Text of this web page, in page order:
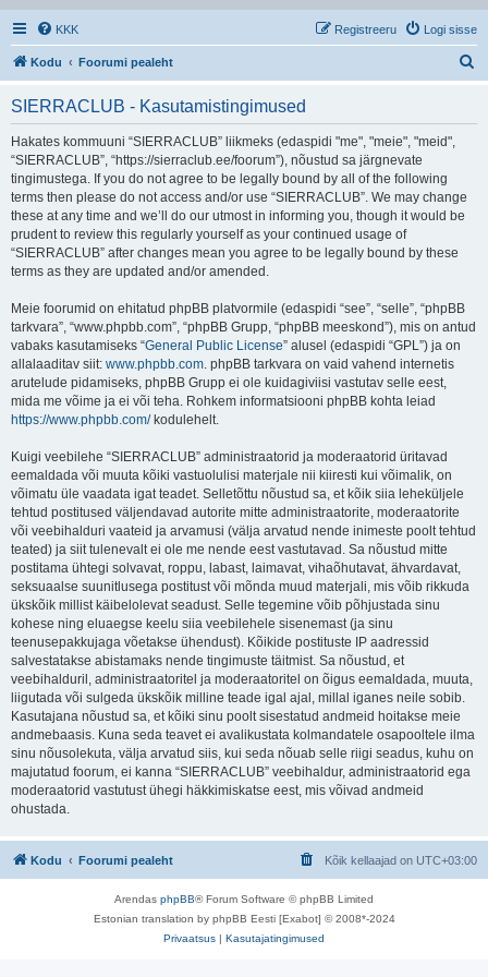
KKK Logi sisse
Registreeru
Kodu Foorumi pealeht
SIERRACLUB - Kasutamistingimused
Hakates kommuuni “SIERRACLUB” liikmeks (edaspidi "me", "meie", "meid",
“SIERRACLUB”, “https://sierraclub.ee/foorum”), nõustud sa järgnevate
tingimustega. If you do not agree to be legally bound by all of the following
terms then please do not access and/or use “SIERRACLUB”. We may change
these at any time and we’ll do our utmost in informing you, though it would be
prudent to review this regularly yourself as your continued usage of
“SIERRACLUB” after changes mean you agree to be legally bound by these
terms as they are updated and/or amended.
Meie foorumid on ehitatud phpBB platvormile (edaspidi “see”, “selle”, “phpBB
tarkvara”, “www.phpbb.com”, “phpBB Grupp, “phpBB meeskond”), mis on antud
vabaks kasutamiseks “General Public License” alusel (edaspidi “GPL”) ja on
allalaaditav siit: www.phpbb.com. phpBB tarkvara on vaid vahend internetis
arutelude pidamiseks, phpBB Grupp ei ole kuidagiviisi vastutav selle eest,
mida me võime ja ei või teha. Rohkem informatsiooni phpBB kohta leiad
https://www.phpbb.com/kodulehelt.
Kuigi veebilehe “SIERRACLUB” administraatorid ja moderaatorid üritavad
eemaldada või muuta kõiki vastuolulisi materjale nii kiiresti kui võimalik, on
võimatu üle vaadata igat teadet. Selletõttu nõustud sa, et kõik siia leheküljele
tehtud postitused väljendavad autorite mitte administraatorite, moderaatorite
või veebihalduri vaateid ja arvamusi (välja arvatud nende inimeste poolt tehtud
teated) ja siit tulenevalt ei ole me nende eest vastutavad. Sa nõustud mitte
postitama ühtegi solvavat, roppu, labast, laimavat, vihaõhutavat, ähvardavat,
seksuaalse suunitlusega postitust või mõnda muud materjali, mis võib rikkuda
ükskõik millist käibelolevat seadust. Selle tegemine võib põhjustada sinu
kohese ning eluaegse keelu siia veebilehele sisenemast (ja sinu
teenusepakkujaga võetakse ühendust). Kõikide postituste IP aadressid
salvestatakse abistamaks nende tingimuste täitmist. Sa nõustud, et
veebihalduril, administraatoritel ja moderaatoritel on õigus eemaldada, muuta,
liigutada või sulgeda ükskõik milline teade igal ajal, millal iganes neile sobib.
Kasutajana nõustud sa, et kõiki sinu poolt sisestatud andmeid hoitakse meie
andmebaasis. Kuna seda teavet ei avalikustata kolmandatele osapooltele ilma
sinu nõusolekuta, välja arvatud siis, kui seda nõuab selle riigi seadus, kuhu on
majutatud foorum, ei kanna “SIERRACLUB” veebihaldur, administraatorid ega
moderaatorid vastutust ühegi häkkimiskatse eest, mis võivad andmeid
ohustada.
Kodu Foorumi pealeht Kõik kellaajad on UTC+03:00
Arendas phpBB® Forum Software © phpBB Limited
Estonian translation by phpBB Eesti [Exabot] © 2008*-2024
Privaatsus | Kasutajatingimused